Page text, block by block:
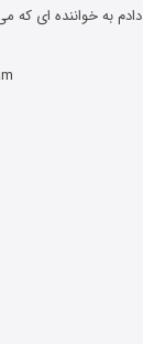
دادم به خواننده ای که